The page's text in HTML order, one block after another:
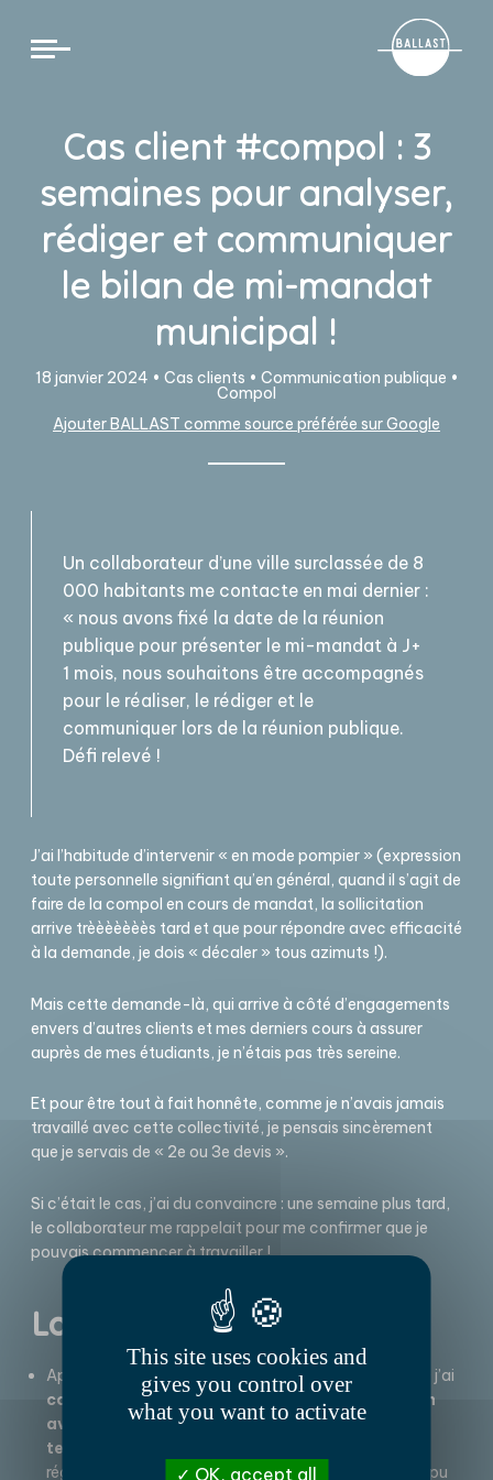
Cas client #compol : 3
semaines pour analyser,
rédiger et communiquer
le bilan de mi-mandat
municipal !
18 janvier 2024 • Cas clients • Communication publique •
Compol
Ajouter BALLAST comme source préférée sur Google
Un collaborateur d’une ville surclassée de 8
000 habitants me contacte en mai dernier :
« nous avons fixé la date de la réunion
publique pour présenter le mi-mandat à J+
1 mois, nous souhaitons être accompagnés
pour le réaliser, le rédiger et le
communiquer lors de la réunion publique.
Défi relevé !
J’ai l’habitude d’intervenir « en mode pompier » (expression
toute personnelle signifiant qu’en général, quand il s’agit de
faire de la compol en cours de mandat, la sollicitation
arrive trèèèèèèès tard et que pour répondre avec efficacité
à la demande, je dois « décaler » tous azimuts !).
Mais cette demande-là, qui arrive à côté d’engagements
envers d’autres clients et mes derniers cours à assurer
auprès de mes étudiants, je n’étais pas très sereine.
Et pour être tout à fait honnête, comme je n’avais jamais
travaillé avec cette collectivité, je pensais sincèrement
que je servais de « 2e ou 3e devis ».
Si c’était le cas, j’ai du convaincre : une semaine plus tard,
le collaborateur me rappelait pour me confirmer que je
pouvais commencer à travailler !
La prestation
Après récupération du programme électoral de 2020 j’ai
constitué un tableau de bord
pour analyser son
avancementen pratique et entirer des grandes
tendances
régulièrement sur son site et ses réseaux sociaux, j’ai pu
This site uses cookies and
gives you control over
what you want to activate
OK, accept all